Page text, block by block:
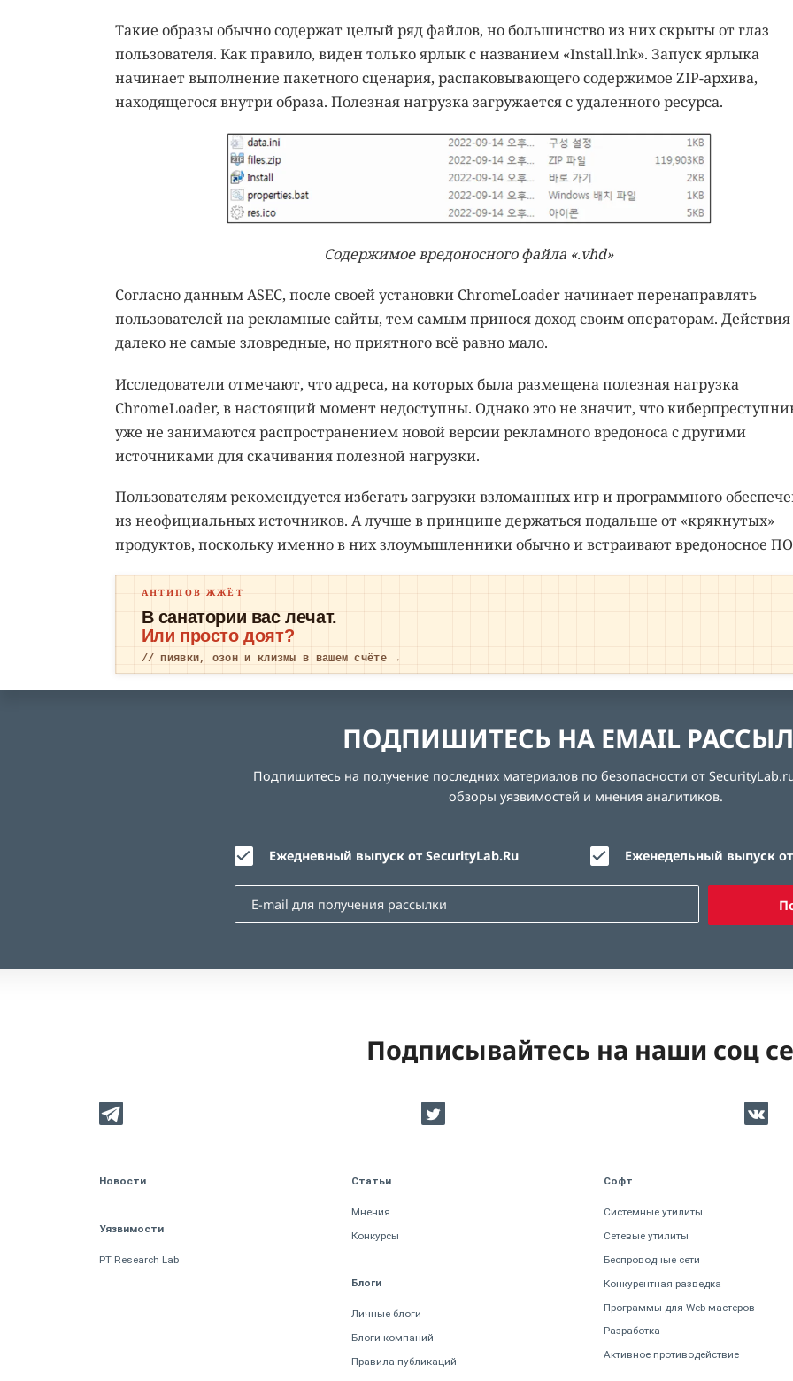
Такие образы обычно содержат целый ряд файлов, но большинство из них скрыты от глаз
пользователя. Как правило, виден только ярлык с названием «Install.lnk». Запуск ярлыка
начинает выполнение пакетного сценария, распаковывающего содержимое ZIP-архива,
находящегося внутри образа. Полезная нагрузка загружается с удаленного ресурса.
Содержимое вредоносного файла «.vhd»
Согласно данным ASEC, после своей установки ChromeLoader начинает перенаправлять
пользователей на рекламные сайты, тем самым принося доход своим операторам. Действия
далеко не самые зловредные, но приятного всё равно мало.
Исследователи отмечают, что адреса, на которых была размещена полезная нагрузка
ChromeLoader, в настоящий момент недоступны. Однако это не значит, что
уже не занимаются распространением новой версии рекламного вредоноса с другими
источниками для скачивания полезной нагрузки.
Пользователям рекомендуется избегать загрузки взломанных игр и программного
из неофициальных источников. А лучше в принципе держаться подальше от «крякнутых»
продуктов, поскольку именно в них злоумышленники обычно и встраивают вредоносное
АНТИПОВ ЖЖЁТ
В санатории вас лечат.
Или просто доят?
// пиявки, озон и клизмы в вашем счёте →
ПОДПИШИТЕСЬ НА EMAIL
Подпишитесь на получение последних материалов по безопасности от
обзоры уязвимостей и мнения аналитиков.
Ежедневный выпуск от SecurityLab.Ru Еженедельный выпуск
Подписывайтесь на наши соц
Новости
Уязвимости
PT Research Lab
Статьи
Мнения
Конкурсы
Блоги
Личные блоги
Блоги компаний
Правила публикаций
Софт
Системные утилиты
Сетевые утилиты
Беспроводные сети
Конкурентная разведка
Программы для Web мастеров
Разработка
Активное противодействие